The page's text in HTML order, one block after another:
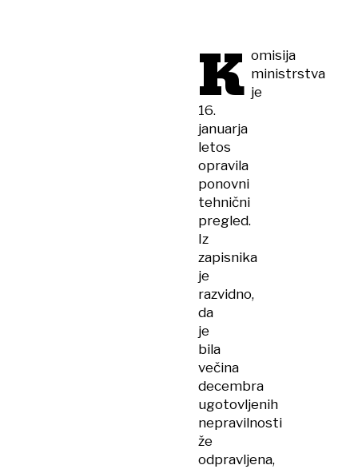
K omisija
ministrstva
je
16.
januarja
letos
opravila
ponovni
tehnični
pregled.
Iz
zapisnika
je
razvidno,
da
je
bila
večina
decembra
ugotovljenih
nepravilnosti
že
odpravljena,